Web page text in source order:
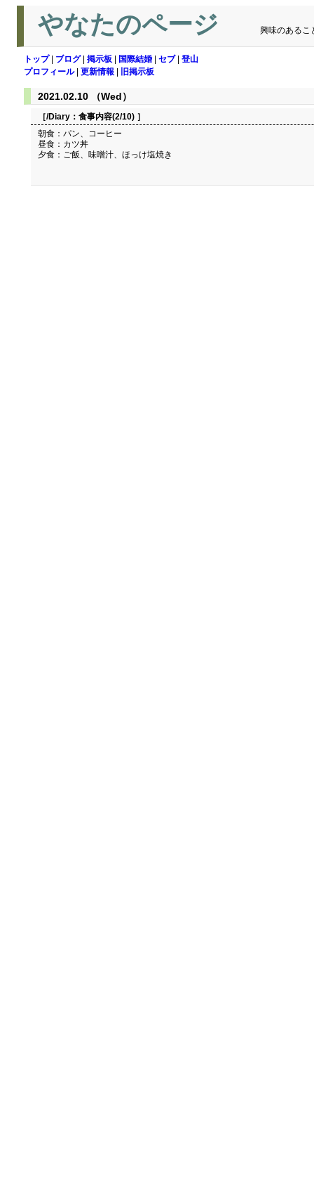
やなたのページ 興味のあるこ
トップ| ブログ| 掲示板 国際結婚 セブ| 登山
プロフィール| 更新情報 旧掲示板
2021.02.10 （Wed）
［/Diary： 食事内容(2/10) ］
朝食：パン、コーヒー
昼食：カツ丼
夕食：ご飯、味噌汁、ほっけ塩焼き